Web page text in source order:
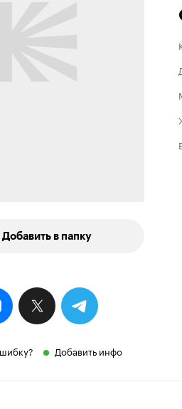
Добавить в папку
Добавить инфо